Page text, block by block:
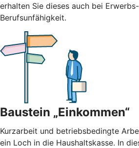
erhalten Sie dieses auch bei
Berufsunfähigkeit.
Baustein „Einkommen“
Kurzarbeit und betriebsbedingte
ein Loch in die Haushaltskasse. In